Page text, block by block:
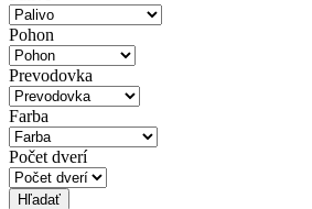
Pohon
Prevodovka
Farba
Počet dverí
Hľadať